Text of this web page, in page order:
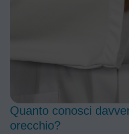
Quanto conosci
orecchio?